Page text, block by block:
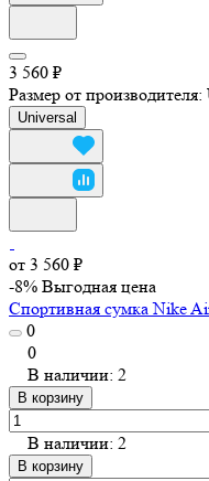
3 560 ₽
Размер от производителя:
Universal
от 3 560 ₽
-8% Выгодная цена
Спортивная сумка Nike
0
0
В наличии: 2
В корзину
В наличии: 2
В корзину